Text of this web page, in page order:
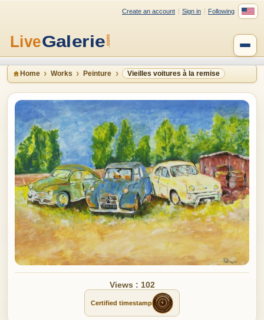
Create an account Sign in Following
Home Works Peinture Vieilles voitures à la remise
Views : 102
Certified timestamp